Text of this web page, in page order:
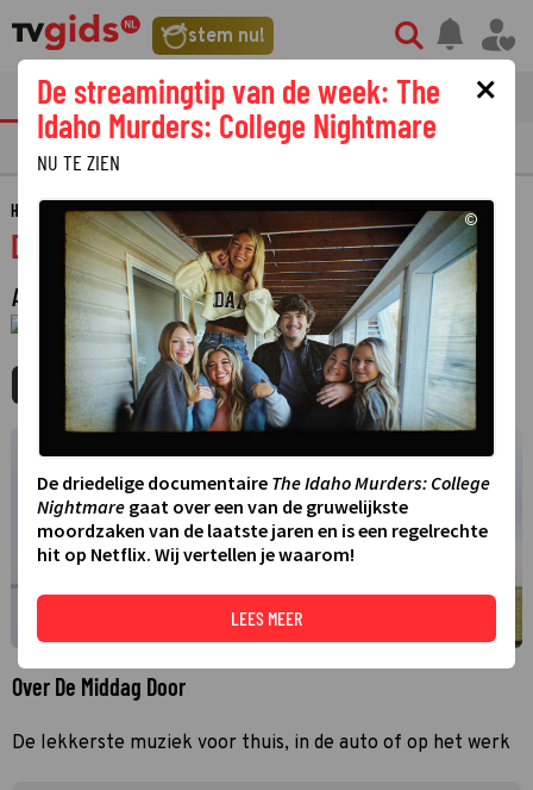
stem nu!
tvgids streaming nieuws
PRIMETIME GEMIST
HOME GIDS DE MIDDAG DOOR
De Middag Door
ACTUALITEITEN
1 JANUARI 1970 01:00 - 01:00
MIJNGIDS AGENDA DELEN
Over De Middag Door
De lekkerste muziek voor thuis, in de auto of op het werk
×
De streamingtip van de week: The
Idaho Murders: College Nightmare
NU TE ZIEN
©
De driedelige documentaire The Idaho Murders: College
Nightmare gaat over een van de gruwelijkste
moordzaken van de laatste jaren en is een regelrechte
hit op Netflix. Wij vertellen je waarom!
LEES MEER